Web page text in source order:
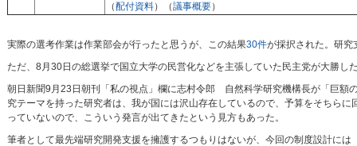
（配付資料）（議事概要）
実際の選考作業は作業部会が行ったと思うが、この結果30件が採択された。研究
ただ、8月30日の総選挙で国立大学の民営化などを主張していた民主党が大勝
朝日新聞9月23日朝刊「私の視点」欄に志村令郎 自然科学研究機構長が「巨
究テーマを持った研究者は、我が国には沢山存在しているので、予算をそちら
っていないので、こういう発言が出てきたという見方もあった。
筆者として最先端研究開発支援を擁護するつもりはないが、今回の制度設計に